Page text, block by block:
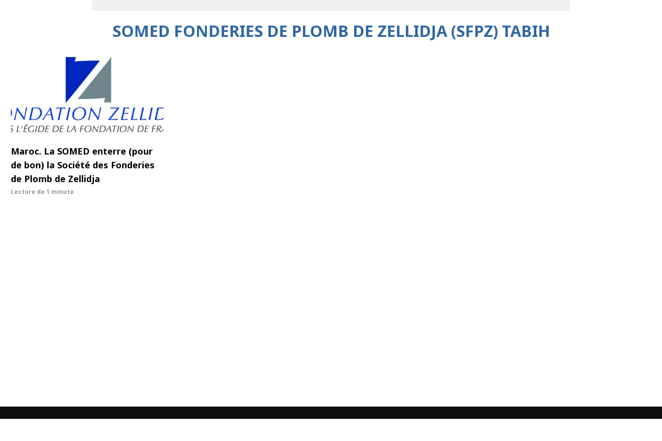
SOMED FONDERIES DE PLOMB DE ZELLIDJA (SFPZ) TABIH
Maroc. La SOMED enterre (pour
de bon) la Société des Fonderies
de Plomb de Zellidja
Lecture de 1 minute